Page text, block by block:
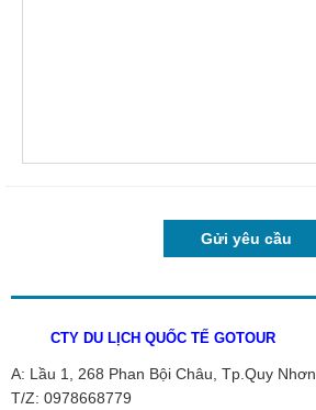
CTY DU LỊCH QUỐC TẾ GOTOUR
A: Lầu 1, 268 Phan Bội Châu, Tp.Quy Nhơn
T/Z: 0978668779